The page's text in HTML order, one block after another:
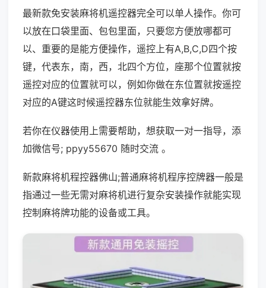
最新款免安装麻将机遥控器完全可以单人操作。你可
以放在口袋里面、包包里面，只要您方便放哪都可
以、重要的是能方便操作，遥控上有A,B,C,D四个按
键，代表东，南，西，北四个方位，座那个位置就按
遥控对应的位置就可以，例如你做在东位置就按遥控
对应的A键这时候遥控器东位就能生效拿好牌。
若你在仪器使用上需要帮助，想获取一对一指导，添
加微信号; ppyy55670 随时交流 。
新款麻将机程控器佛山;普通麻将机程序控牌器一般是
指通过一些无需对麻将机进行复杂安装操作就能实现
控制麻将牌功能的设备或工具。